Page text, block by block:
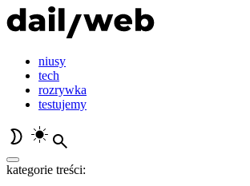
niusy
tech
rozrywka
testujemy
kategorie treści: